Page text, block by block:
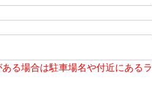
る場合は駐車場名や付近にあるラ